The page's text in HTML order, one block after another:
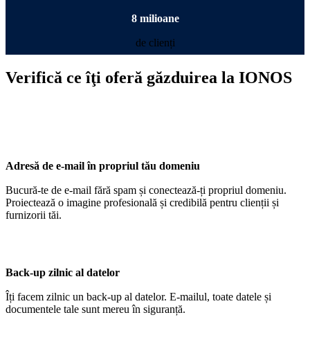
8 milioane
de clienți
Verifică ce îţi oferă găzduirea la IONOS
Adresă de e-mail în propriul tău domeniu
Bucură-te de e-mail fără spam și conectează-ți propriul domeniu.
Proiectează o imagine profesională și credibilă pentru clienții și
furnizorii tăi.
Back-up zilnic al datelor
Îți facem zilnic un back-up al datelor. E-mailul, toate datele și
documentele tale sunt mereu în siguranță.